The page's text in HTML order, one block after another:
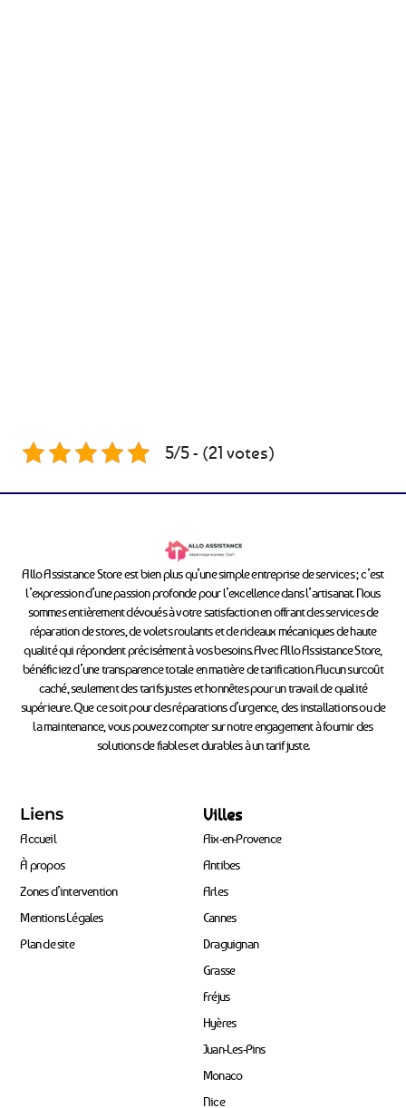
5/5 - (21 votes)
Allo Assistance Store est bien plus qu’une simple entreprise de services ; c’est
l’expression d’une passion profonde pour l’excellence dans l’artisanat. Nous
sommes entièrement dévoués à votre satisfaction en offrant des services de
réparation de stores, de volets roulants et de rideaux mécaniques de haute
qualité qui répondent précisément à vos besoins. Avec Allo Assistance Store,
bénéficiez d’une transparence totale en matière de tarification. Aucun surcoût
caché, seulement des tarifs justes et honnêtes pour un travail de qualité
supérieure. Que ce soit pour des réparations d’urgence, des installations ou de
la maintenance, vous pouvez compter sur notre engagement à fournir des
solutions de fiables et durables à un tarif juste.
Liens
Accueil
À propos
Zones d’intervention
Mentions Légales
Plan de site
Villes
Aix-en-Provence
Antibes
Arles
Cannes
Draguignan
Grasse
Fréjus
Hyères
Juan-Les-Pins
Monaco
Nice